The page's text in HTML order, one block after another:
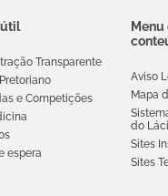
útil
Transparente
e Competições
espera
Aviso
Mapa
do
Sites
Sites